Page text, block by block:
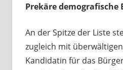
Prekäre demografische
An der Spitze der Liste
zugleich mit
Kandidatin für das